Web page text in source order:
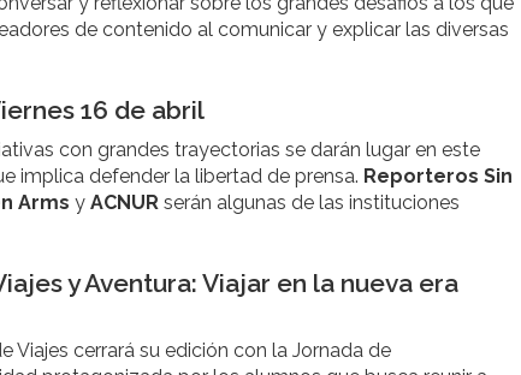
de contenido al comunicar y explicar las diversas
16 de abril
con grandes trayectorias se darán lugar en este
implica defender la libertad de prensa. Reporteros Sin
Arms y ACNUR serán algunas de las instituciones
y Aventura: Viajar en la nueva era
Viajes cerrará su edición con la Jornada de